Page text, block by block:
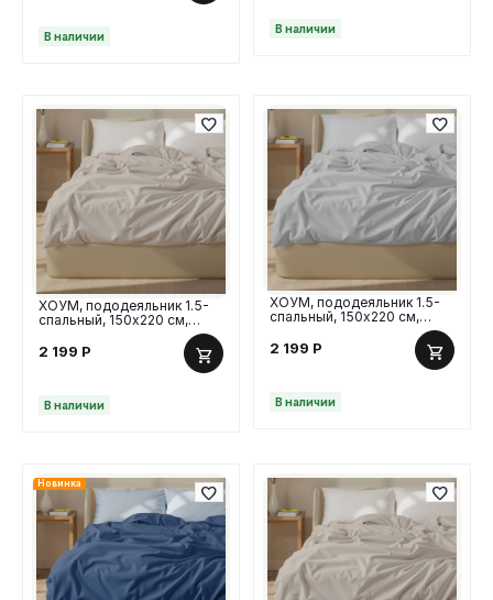
В наличии
В наличии
ХОУМ, пододеяльник 1.5-
спальный, 150х220 см,
2 199 Р
В наличии
ХОУМ, пододеяльник 1.5-
спальный, 150х220 см,
2 199 Р
В наличии
Новинка